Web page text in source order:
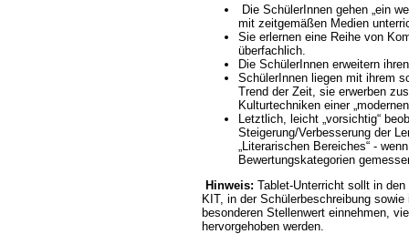
Die SchülerInnen gehen „ein
mit zeitgemäßen Medien
Sie erlernen eine Reihe von
überfachlich.
Die SchülerInnen erweitern
SchülerInnen liegen mit ihrem
Trend der Zeit, sie erwerben
Kulturtechniken einer
Letztlich, leicht „vorsichtig“
Steigerung/Verbesserung der
Literarischen Bereiches“ -
Bewertungskategorien
Hinweis: Tablet-Unterricht sollt in
KIT, in der Schülerbeschreibung
besonderen Stellenwert einnehmen,
hervorgehoben werden.